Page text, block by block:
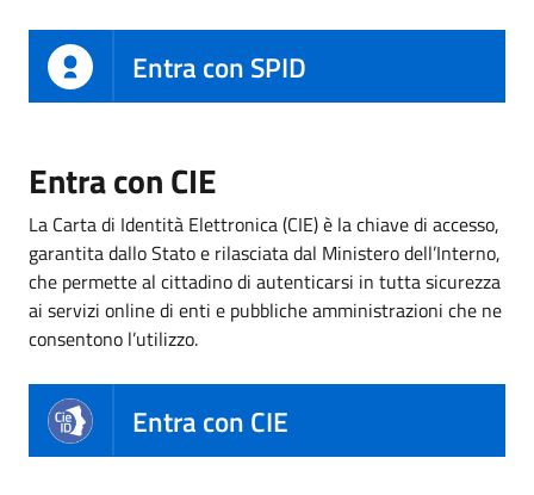
Entra con SPID
Entra con CIE
La Carta di Identità Elettronica (CIE) è la chiave di accesso,
garantita dallo Stato e rilasciata dal Ministero dell’Interno,
che permette al cittadino di autenticarsi in tutta sicurezza
ai servizi online di enti e pubbliche amministrazioni che ne
consentono l’utilizzo.
Entra con CIE